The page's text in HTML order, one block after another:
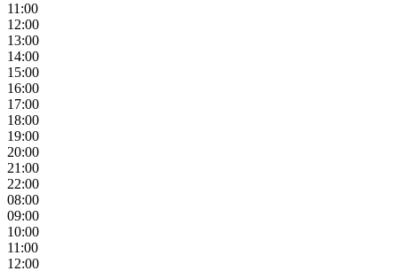
11:00
12:00
13:00
14:00
15:00
16:00
17:00
18:00
19:00
20:00
21:00
22:00
08:00
09:00
10:00
11:00
12:00